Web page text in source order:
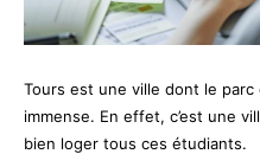
Tours est une ville dont le
immense. En effet, c’est une
bien loger tous ces étudiants.